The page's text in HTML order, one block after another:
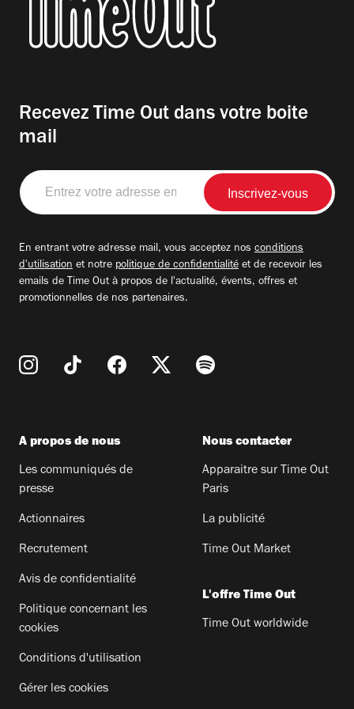
Recevez Time Out dans votre boite
mail
Entrez
votre
adresse
En entrant votre adresse mail, vous acceptez nos conditions
d'utilisation et notre politique de confidentialité et de recevoir les
emails de Time Out à propos de l'actualité, évents, offres et
promotionnelles de nos partenaires.
A propos de nous
Les communiqués de
presse
Actionnaires
Recrutement
Avis de confidentialité
Politique concernant les
cookies
Conditions d'utilisation
Gérer les cookies
Nous contacter
Apparaitre sur Time Out
Paris
La publicité
Time Out Market
L'offre Time Out
Time Out worldwide